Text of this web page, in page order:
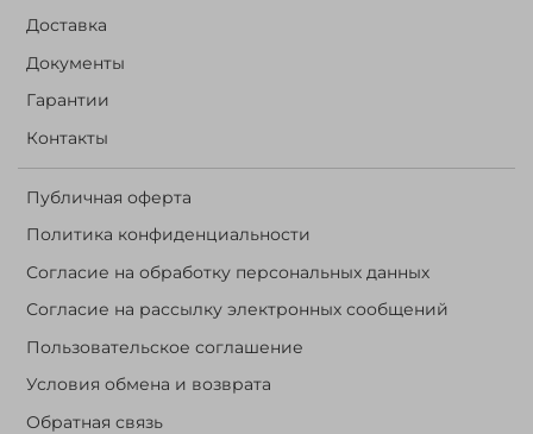
Доставка
Документы
Гарантии
Контакты
Публичная оферта
Политика конфиденциальности
Согласие на обработку персональных данных
Согласие на рассылку электронных сообщений
Пользовательское соглашение
Условия обмена и возврата
Обратная связь